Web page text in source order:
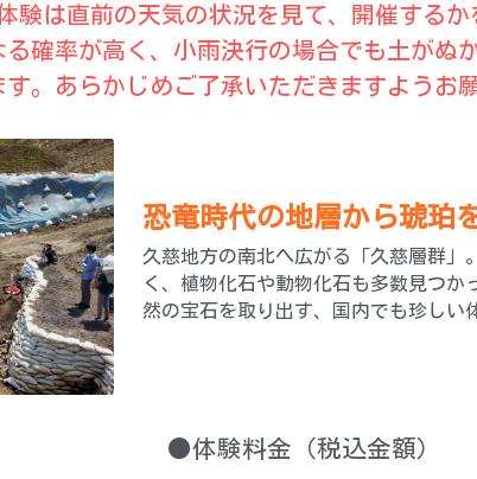
験は直前の天気の状況を見て、開催するか
確率が高く、小雨決行の場合でも土がぬ
す。あらかじめご了承いただきますようお
恐竜時代の地層から琥珀
久慈地方の南北へ広がる「久慈層群」
く、植物化石や動物化石も多数見つか
然の宝石を取り出す、国内でも珍しい
●体験料金（税込金額）